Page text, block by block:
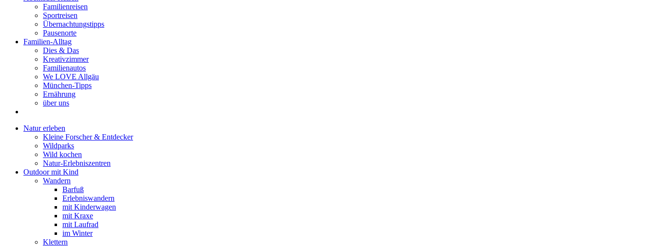
Familienreisen
Sportreisen
Übernachtungstipps
Pausenorte
Familien-Alltag
Dies & Das
Kreativzimmer
Familienautos
We LOVE Allgäu
München-Tipps
Ernährung
über uns
Natur erleben
Kleine Forscher & Entdecker
Wildparks
Wild kochen
Natur-Erlebniszentren
Outdoor mit Kind
Wandern
Barfuß
Erlebniswandern
mit Kinderwagen
mit Kraxe
mit Laufrad
im Winter
Klettern